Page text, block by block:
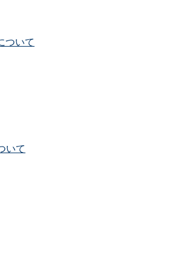
ついて
いて